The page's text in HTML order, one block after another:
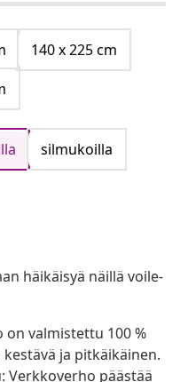
140 x 225 cm
silmukoilla
häikäisyä näillä voile-
on valmistettu 100 %
ja pitkäikäinen.
Verkkoverho päästää